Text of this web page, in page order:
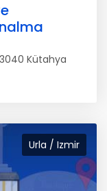
Kütahya
Urla / Izmir